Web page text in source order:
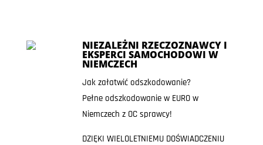
NIEZALEŻNI RZECZOZNAWCY I
EKSPERCI SAMOCHODOWI W
NIEMCZECH
Jak załatwić odszkodowanie?
Pełne odszkodowanie w EURO w
Niemczech z OC sprawcy!
DZIĘKI WIELOLETNIEMU DOŚWIADCZENIU